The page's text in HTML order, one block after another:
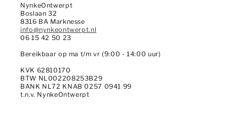
NynkeOntwerpt
Boslaan 32
8316 BA Marknesse
info@nynkeontwerpt.nl
06 15 42 50 23
Bereikbaar op ma t/m vr (9:00 - 14:00 uur)
KVK 62810170
BTW NL002208253B29
BANK NL72 KNAB 0257 0941 99
t.n.v. NynkeOntwerpt